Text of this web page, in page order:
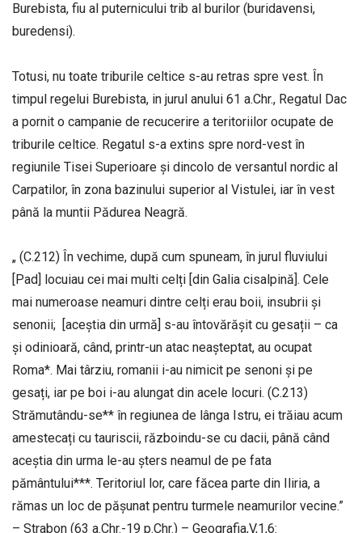
Burebista, fiu al puternicului trib al burilor (buridavensi,
buredensi).
Totusi, nu toate triburile celtice s-au retras spre vest. În
timpul regelui Burebista, in jurul anului 61 a.Chr., Regatul Dac
a pornit o campanie de recucerire a teritoriilor ocupate de
triburile celtice. Regatul s-a extins spre nord-vest în
regiunile Tisei Superioare și dincolo de versantul nordic al
Carpatilor, în zona bazinului superior al Vistulei, iar în vest
până la muntii Pădurea Neagră.
„ (C.212) În vechime, după cum spuneam, în jurul fluviului
[Pad] locuiau cei mai multi celți [din Galia cisalpină]. Cele
mai numeroase neamuri dintre celți erau boii, insubrii și
senonii; [aceștia din urmă] s-au întovărășit cu gesații – ca
și odinioară, când, printr-un atac neașteptat, au ocupat
Roma*. Mai târziu, romanii i-au nimicit pe senoni și pe
gesați, iar pe boi i-au alungat din acele locuri. (C.213)
Strămutându-se** în regiunea de lânga Istru, ei trăiau acum
amestecați cu tauriscii, războindu-se cu dacii, până când
aceștia din urma le-au șters neamul de pe fata
pământului***. Teritoriul lor, care făcea parte din Iliria, a
rămas un loc de pășunat pentru turmele neamurilor vecine.”
– Strabon (63 a.Chr.-19 p.Chr.) – Geografia,V,1,6: